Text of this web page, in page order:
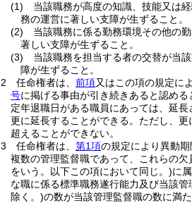
(1)
当該職務が高度の知識、技能又は
務の運営に著しい支障が生ずること。
(2)
当該職務に係る勤務環境その他の
著しい支障が生ずること。
(3)
当該職務を担当する者の交替が当
障が生ずること。
2
任命権者は、 前項又はこの項の規定に
号に掲げる事由が引き続きあると認め
定年退職日がある職員にあっては、延
更に延長することができる。 ただし、更
超えることができない。
3
任命権者は、 第1項の規定により異動
複数の管理監督職であって、これらの
をいう。以下この項において同じ。)に
な職に係る標準職務遂行能力及び当該
除く。)の数が当該管理監督職の数に満